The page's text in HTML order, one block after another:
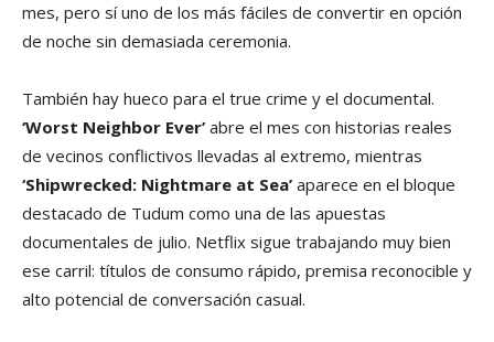
mes, pero sí uno de los más fáciles de convertir en opción
de noche sin demasiada ceremonia.
También hay hueco para el true crime y el documental.
‘Worst Neighbor Ever’ abre el mes con historias reales
de vecinos conflictivos llevadas al extremo, mientras
‘Shipwrecked: Nightmare at Sea’ aparece en el bloque
destacado de Tudum como una de las apuestas
documentales de julio. Netflix sigue trabajando muy bien
ese carril: títulos de consumo rápido, premisa reconocible y
alto potencial de conversación casual.